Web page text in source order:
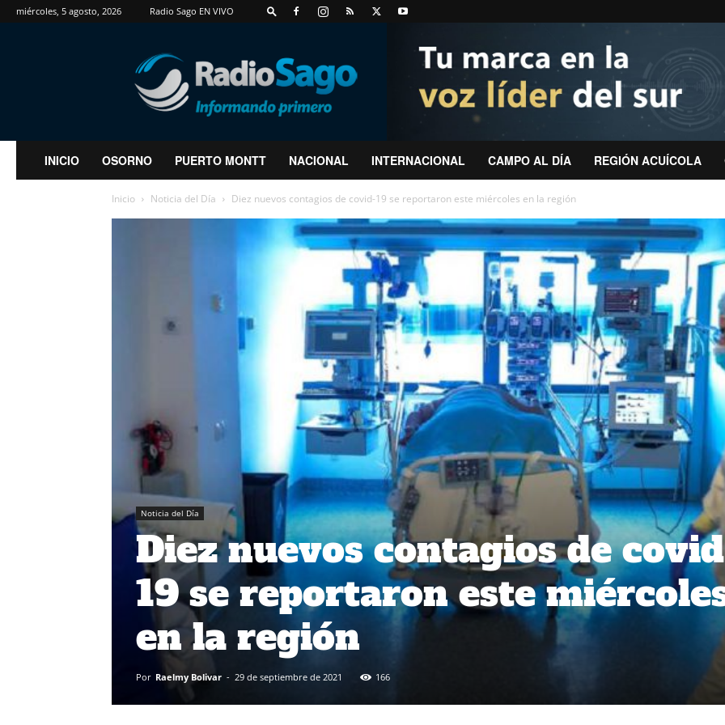
miércoles, 5 agosto, 2026 Radio Sago EN VIVO
RadioSago
INICIO OSORNO PUERTO MONTT NACIONAL INTERNACIONAL CAMPO AL DÍA REGIÓN ACUÍCOLA
Inicio Noticia del Día Diez nuevos contagios de covid-19 se reportaron este miércoles en la región
Noticia del Día
Diez nuevos contagios de
19 se reportaron este
en la región
Por Raelmy Bolivar - 29 de septiembre de 2021 166